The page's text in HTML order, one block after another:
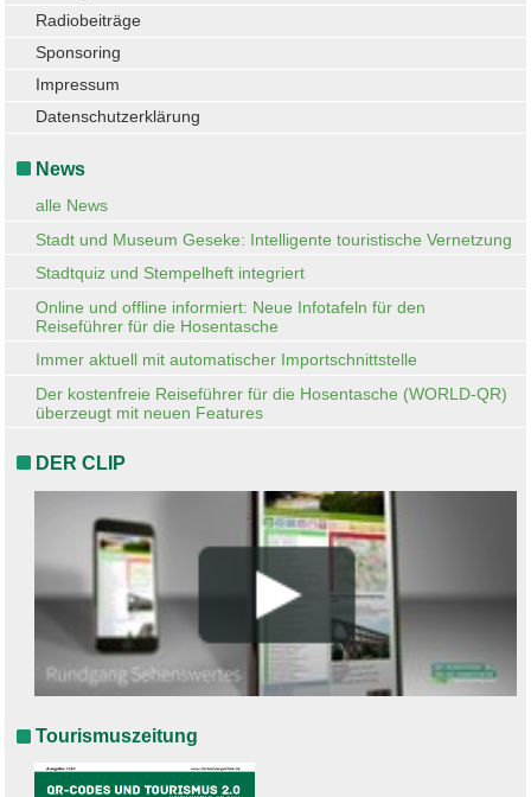
Radiobeiträge
Sponsoring
Impressum
Datenschutzerklärung
News
alle News
Stadt und Museum Geseke: Intelligente touristische Vernetzung
Stadtquiz und Stempelheft integriert
Online und offline informiert: Neue Infotafeln für den
Reiseführer für die Hosentasche
Immer aktuell mit automatischer Importschnittstelle
Der kostenfreie Reiseführer für die Hosentasche (WORLD-QR)
überzeugt mit neuen Features
DER CLIP
Tourismuszeitung